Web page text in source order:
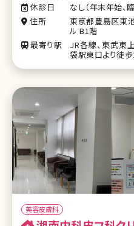
休診日
なし（年末年始、
住所
東京都豊島区東
ル B1階
最寄り駅
JR各線、東武東
袋駅東口より徒
美容皮膚科